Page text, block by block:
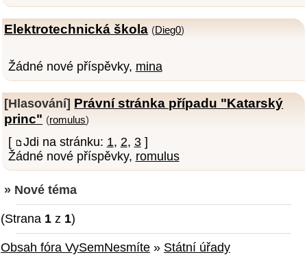
Elektrotechnická škola (Dieg0)
Žádné nové příspěvky, mina
[Hlasování] Právní stránka případu "Katarský
princ" (romulus)
[ Jdi na stránku: 1, 2, 3]
Žádné nové příspěvky, romulus
» Nové téma
(Strana 1 z 1)
Obsah fóra VySemNesmíte » Státní úřady